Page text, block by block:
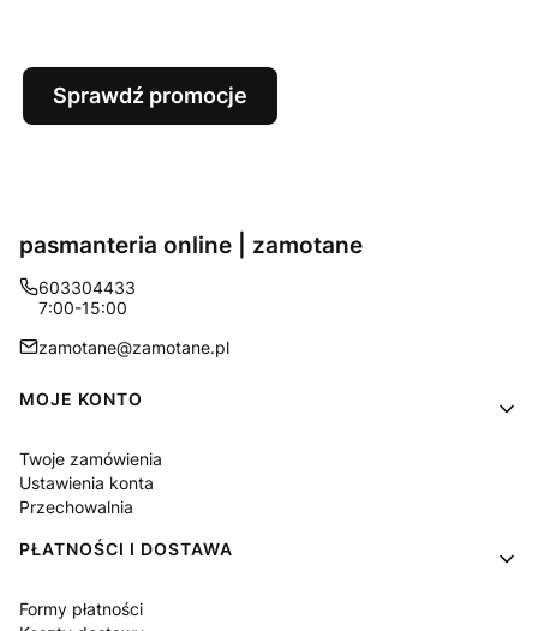
Sprawdź promocje
pasmanteria online | zamotane
603304433
7:00-15:00
zamotane@zamotane.pl
Linki w stopce
MOJE KONTO
Twoje zamówienia
Ustawienia konta
Przechowalnia
PŁATNOŚCI I DOSTAWA
Formy płatności